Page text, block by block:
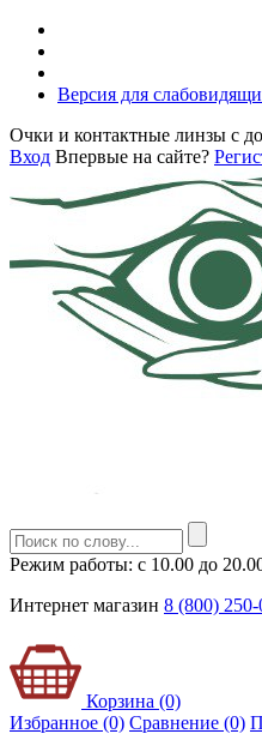
Версия для
Очки и контактные линзы с
Вход Впервые на сайте?
Режим работы: с 10.00 до
Интернет магазин 8 (800)
Корзина (0)
Избранное (0) Сравнение (0)